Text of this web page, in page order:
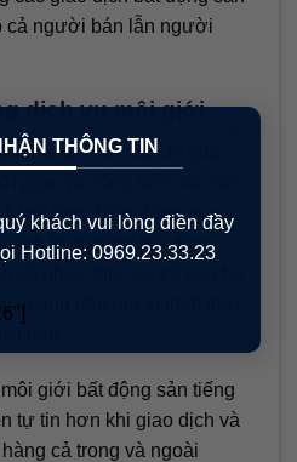
THÔNG TIN
khách vui lòng điền đầy
Hotline: 0969.23.33.23
cả người bán lẫn người
dịch vụ môi giới
môi giới không chỉ giúp
được thực hiện đúng quy
cảnh thị trường bất động
mang đến giá trị thiết thực
giới bất động sản tiếng
tự tin hơn khi giao dịch và
cả trong và ngoài